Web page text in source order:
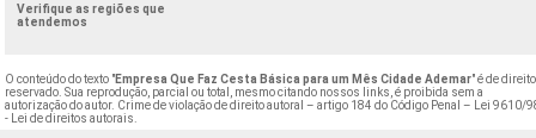
Verifique as regiões que
atendemos
O conteúdo do texto "Empresa Que Faz Cesta Básica para um Mês Cidade Ademar" é de direito
reservado. Sua reprodução, parcial ou total, mesmo citando nossos links, é proibida sem a
autorização do autor. Crime de violação de direito autoral – artigo 184 do Código Penal –
Lei 9610/
- Lei de direitos autorais